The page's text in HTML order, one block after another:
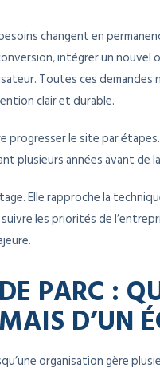
changent en
intégrer un nouvel
Toutes ces
clair et durable.
le site par
plusieurs années avant de
Elle rapproche la
les priorités de
PARC :
D’UN
organisation gère